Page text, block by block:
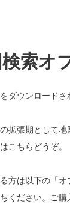
索オ
ダウンロードさ
拡張期として地
はこちらどうぞ。
方は以下の「
ください。ご購